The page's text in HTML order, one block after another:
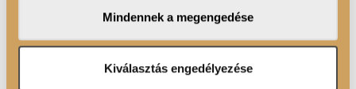
adatait, akik kombinálhatják az adatokat más olyan
adatokkal, amelyeket Ön adott meg számukra vagy az
Ön által használt más szolgáltatásokból gyűjtöttek.
Mindennek a megengedése
Kiválasztás engedélyezése